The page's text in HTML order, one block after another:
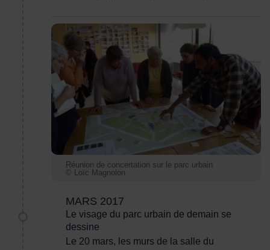
Réunion de concertation sur le parc urbain
Réunion de concertation sur le parc urbain
© Loïc Magnolon
MARS 2017
Le visage du parc urbain de demain se
dessine
Le 20 mars, les murs de la salle du